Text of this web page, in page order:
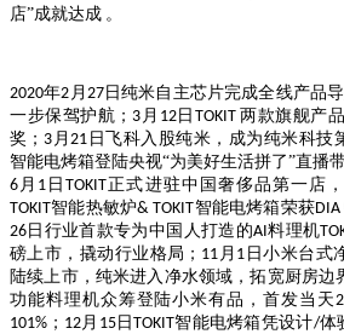
店”成就达成 。
2020年2 月 27日纯米自主芯片完成全线产品
一步保驾护航； 3 月 12日 TOKIT 两款旗舰产
奖； 3 月 21 日飞科入股纯米，成为纯米科技
智能电烤箱登陆央视“为美好生活拼了”直播
6 月 1 日TOKIT正式进驻中国奢侈品第一店
TOKIT智能热敏炉& TOKIT智能电烤箱荣获DIA
26 日行业首款专为中国人打造的AI 料理机
磅上市，撬动行业格局； 11 月 1 日小米台式
陆续上市，纯米进入净水领域，拓宽厨房边
功能料理机众筹登陆小米有品，首发当天2
101% ； 12 月 15日TOKIT智能电烤箱凭设计/体